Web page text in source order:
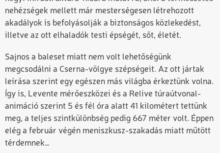
nehézségek mellett már mesterségesen létrehozott
akadályok is befolyásolják a biztonságos közlekedést,
illetve az ott elhaladók testi épségét, sőt, életét.
Sajnos a baleset miatt nem volt lehetőségünk
megcsodálni a Cserna-völgye szépségeit. Az ott jártak
leírása szerint egy egészen más világba érkeztünk volna.
Így is, Levente mérőeszközei és a Relive túraútvonal-
animáció szerint 5 és fél óra alatt 41 kilométert tettünk
meg, a teljes szintkülönbség pedig 667 méter volt. Éppen
elég a február végén meniszkusz-szakadás miatt műtött
térdemnek…